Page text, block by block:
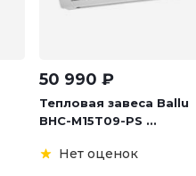
50 990 ₽
Тепловая завеса Ballu
BHC-M15T09-PS ...
Нет оценок